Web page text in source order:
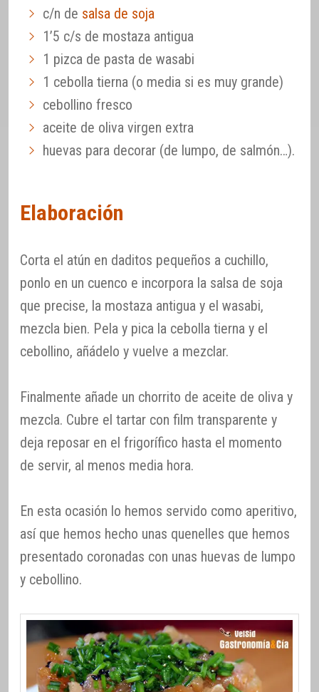
c/n de salsa de soja
1’5 c/s de mostaza antigua
1 pizca de pasta de wasabi
1 cebolla tierna (o media si es muy grande)
cebollino fresco
aceite de oliva virgen extra
huevas para decorar (de lumpo, de salmón…).
Elaboración
Corta el atún en daditos pequeños a cuchillo,
ponlo en un cuenco e incorpora la salsa de soja
que precise, la mostaza antigua y el wasabi,
mezcla bien. Pela y pica la cebolla tierna y el
cebollino, añádelo y vuelve a mezclar.
Finalmente añade un chorrito de aceite de oliva y
mezcla. Cubre el tartar con film transparente y
deja reposar en el frigorífico hasta el momento
de servir, al menos media hora.
En esta ocasión lo hemos servido como aperitivo,
así que hemos hecho unas quenelles que hemos
presentado coronadas con unas huevas de lumpo
y cebollino.